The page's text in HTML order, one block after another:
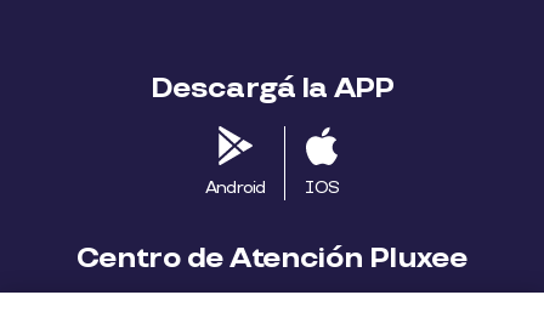
Descargá la APP
Android IOS
Centro de Atención Pluxee